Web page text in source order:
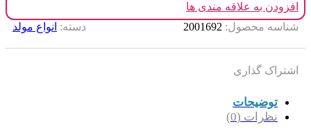
افزودن به علاقه مندی ها
شناسه محصول: 2001692 دسته: انواع مولد
اشتراک گذاری
توضیحات
نظرات (0)